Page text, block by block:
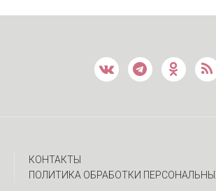
КОНТАКТЫ
ПОЛИТИКА ОБРАБОТКИ